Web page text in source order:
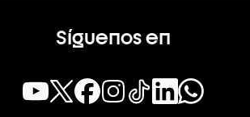
Síguenos en